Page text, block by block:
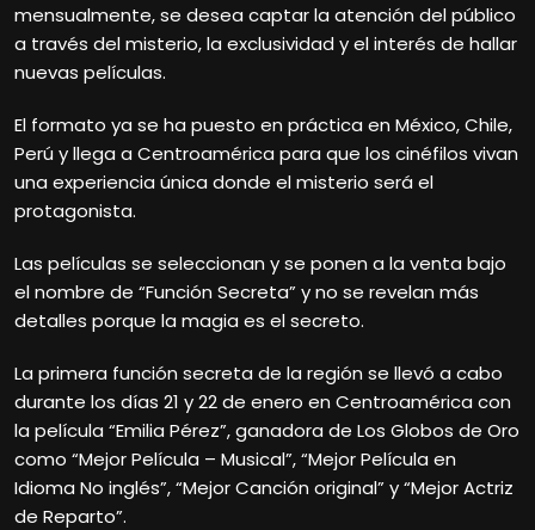
mensualmente, se desea captar la atención del público
a través del misterio, la exclusividad y el interés de hallar
nuevas películas.
El formato ya se ha puesto en práctica en México, Chile,
Perú y llega a Centroamérica para que los cinéfilos vivan
una experiencia única donde el misterio será el
protagonista.
Las películas se seleccionan y se ponen a la venta bajo
el nombre de “Función Secreta” y no se revelan más
detalles porque la magia es el secreto.
La primera función secreta de la región se llevó a cabo
durante los días 21 y 22 de enero en Centroamérica con
la película “Emilia Pérez”, ganadora de Los Globos de Oro
como “Mejor Película – Musical”, “Mejor Película en
Idioma No inglés”, “Mejor Canción original” y “Mejor Actriz
de Reparto”.